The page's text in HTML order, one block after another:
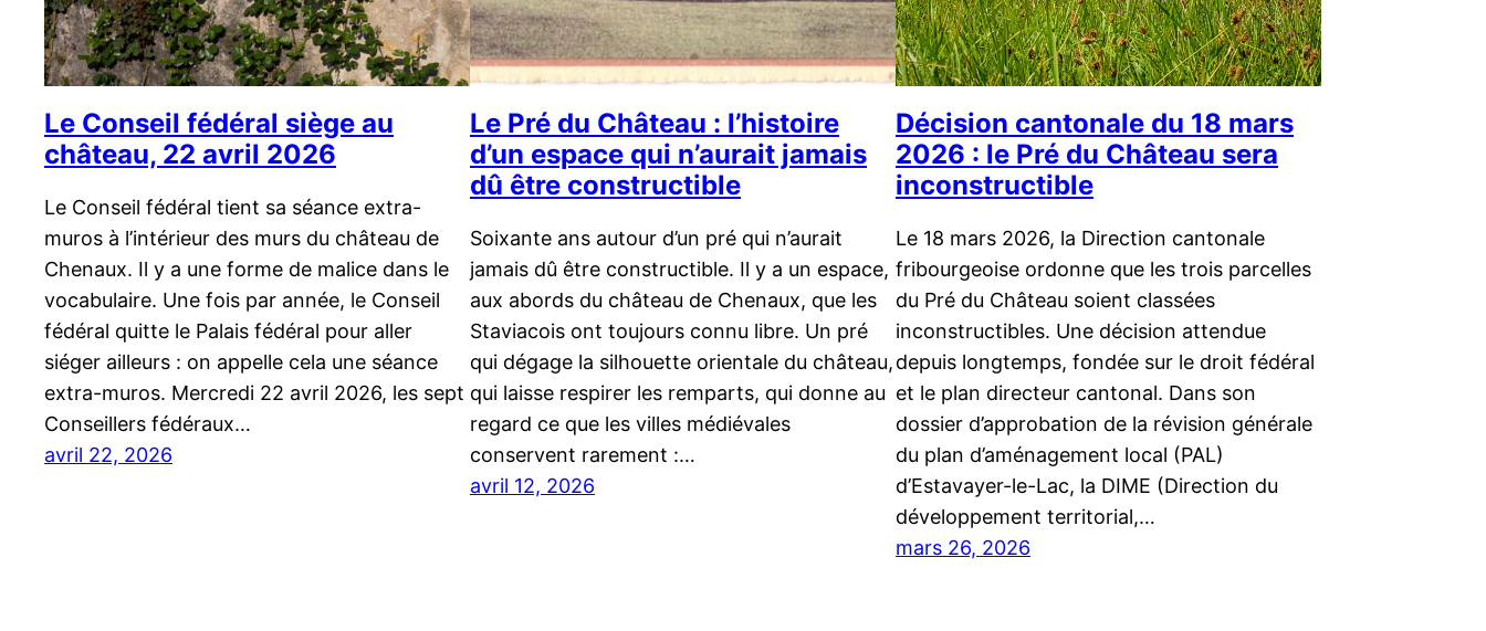
Le Conseil fédéral siège au
château, 22 avril 2026
Le Conseil fédéral tient sa séance extra-
muros à l’intérieur des murs du château de
Chenaux. Il y a une forme de malice dans le
vocabulaire. Une fois par année, le Conseil
fédéral quitte le Palais fédéral pour aller
siéger ailleurs : on appelle cela une séance
extra-muros. Mercredi 22 avril 2026, les sept
Conseillers fédéraux…
avril 22, 2026
Le Pré du Château : l’histoire
d’un espace qui n’aurait jamais
dû être constructible
Soixante ans autour d’un pré qui n’aurait
jamais dû être constructible. Il y a un espace,
aux abords du château de Chenaux, que les
Staviacois ont toujours connu libre. Un pré
qui dégage la silhouette orientale du château,
qui laisse respirer les remparts, qui donne au
regard ce que les villes médiévales
conservent rarement :…
avril 12, 2026
Décision cantonale du 18 mars
2026 : le Pré du Château sera
inconstructible
Le 18 mars 2026, la Direction cantonale
fribourgeoise ordonne que les trois parcelles
du Pré du Château soient classées
inconstructibles. Une décision attendue
depuis longtemps, fondée sur le droit fédéral
et le plan directeur cantonal. Dans son
dossier d’approbation de la révision générale
du plan d’aménagement local (PAL)
d’Estavayer-le-Lac, la DIME (Direction du
développement territorial,…
mars 26, 2026